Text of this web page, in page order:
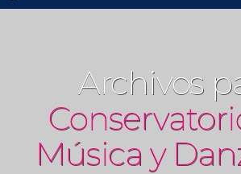
Archivos
Música y